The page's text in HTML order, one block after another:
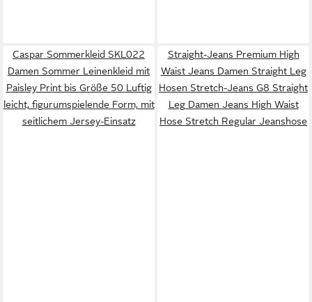
Caspar Sommerkleid SKL022
Damen Sommer Leinenkleid mit
Paisley Print bis Größe 50 Luftig
leicht, figurumspielende Form, mit
seitlichem Jersey-Einsatz
Straight-Jeans Premium High
Waist Jeans Damen Straight Leg
Hosen Stretch-Jeans G8 Straight
Leg Damen Jeans High Waist
Hose Stretch Regular Jeanshose